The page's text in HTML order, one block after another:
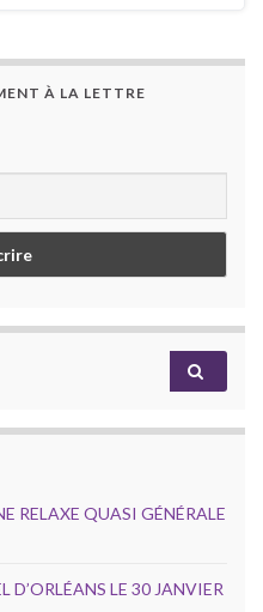
À LA LETTRE
RELAXE QUASI GÉNÉRALE
D’ORLÉANS LE 30 JANVIER